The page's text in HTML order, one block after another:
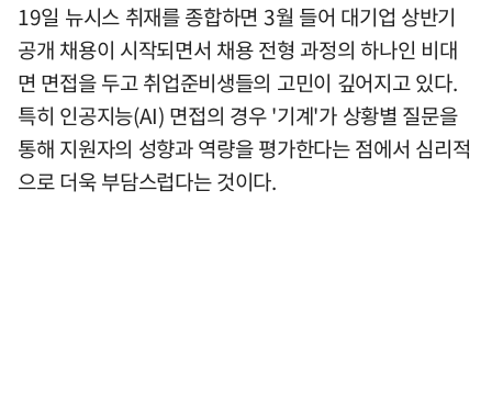
19일 뉴시스 취재를 종합하면 3월 들어 대기업 상반기
공개 채용이 시작되면서 채용 전형 과정의 하나인 비대
면 면접을 두고 취업준비생들의 고민이 깊어지고 있다.
특히 인공지능(AI) 면접의 경우 '기계'가 상황별 질문을
통해 지원자의 성향과 역량을 평가한다는 점에서 심리적
으로 더욱 부담스럽다는 것이다.